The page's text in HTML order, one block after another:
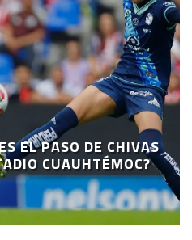
EL PASO DE CHIVAS
CUAUHTÉMOC?